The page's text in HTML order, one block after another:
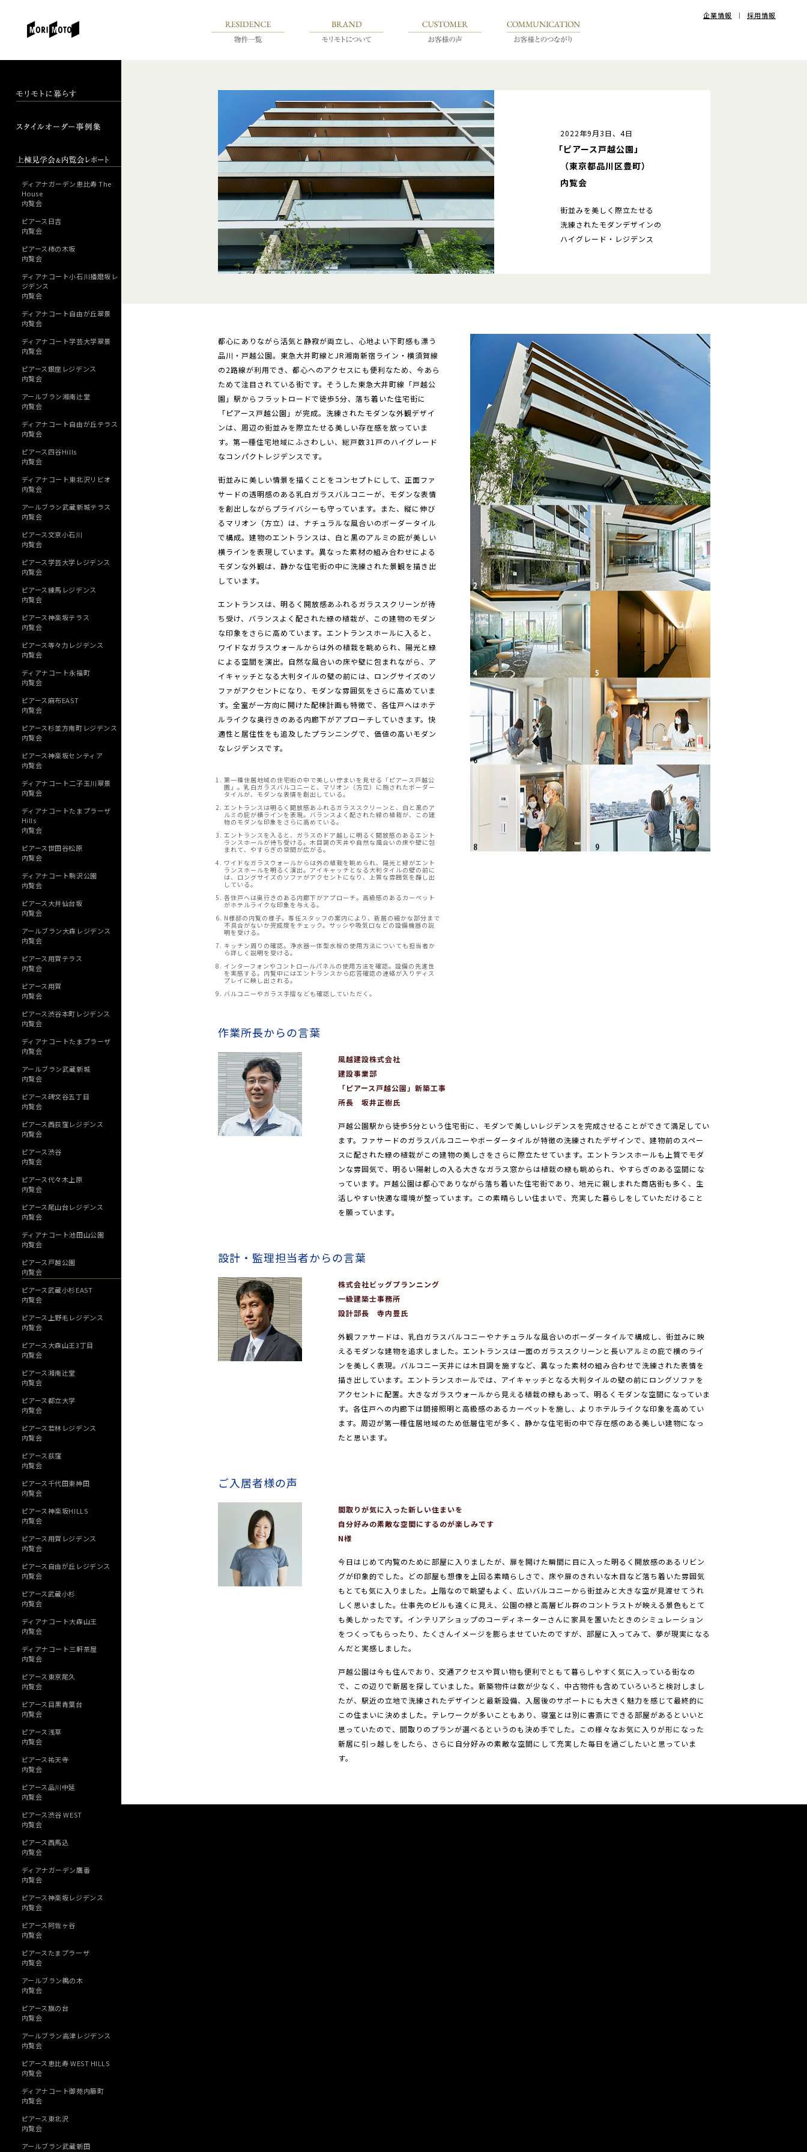
企業情報 採用情報
2022年9月3日、4日
「ピアース戸越公園」
（東京都品川区豊町）
内覧会
街並みを美しく際立たせる
洗練されたモダンデザインの
ハイグレード・レジデンス
都心にありながら活気と静寂が両立し、心地よい下町感も漂う
品川・戸越公園。東急大井町線とJR湘南新宿ライン・横須賀線
の2路線が利用でき、都心へのアクセスにも便利なため、今あら
ためて注目されている街です。そうした東急大井町線「戸越公
園」駅からフラットロードで徒歩5分、落ち着いた住宅街に
「ピアース戸越公園」が完成。洗練されたモダンな外観デザイ
ンは、周辺の街並みを際立たせる美しい存在感を放っていま
す。第一種住宅地域にふさわしい、総戸数31戸のハイグレード
なコンパクトレジデンスです。
街並みに美しい情景を描くことをコンセプトにして、正面ファ
サードの透明感のある乳白ガラスバルコニーが、モダンな表情
を創出しながらプライバシーも守っています。また、縦に伸び
るマリオン（方立）は、ナチュラルな風合いのボーダータイル
で構成。建物のエントランスは、白と黒のアルミの庇が美しい
横ラインを表現しています。異なった素材の組み合わせによる
モダンな外観は、静かな住宅街の中に洗練された景観を描き出
しています。
エントランスは、明るく開放感あふれるガラススクリーンが待
ち受け、バランスよく配された緑の植栽が、この建物のモダン
な印象をさらに高めています。エントランスホールに入ると、
ワイドなガラスウォールからは外の植栽を眺められ、陽光と緑
による空間を演出。自然な風合いの床や壁に包まれながら、ア
イキャッチとなる大判タイルの壁の前には、ロングサイズのソ
ファがアクセントになり、モダンな雰囲気をさらに高めていま
す。全室が一方向に開けた配棟計画も特徴で、各住戸へはホテ
ルライクな奥行きのある内廊下がアプローチしていきます。快
適性と居住性をも追及したプランニングで、価値の高いモダン
なレジデンスです。
第一種住居地域の住宅街の中で美しい佇まいを見せる「ピアース戸越公
園」。乳白ガラスバルコニーと、マリオン（方立）に施されたボーダー
タイルが、モダンな表情を創出している。
エントランスは明るく開放感あふれるガラススクリーンと、白と黒のア
ルミの庇が横ラインを表現。バランスよく配された緑の植栽が、この建
物のモダンな印象をさらに高めている。
エントランスを入ると、ガラスのドア越しに明るく開放感のあるエント
ランスホールが待ち受ける。木目調の天井や自然な風合いの床や壁に包
まれて、やすらぎの空間が広がる。
ワイドなガラスウォールからは外の植栽を眺められ、陽光と緑がエント
ランスホールを明るく演出。アイキャッチとなる大判タイルの壁の前に
は、ロングサイズのソファがアクセントになり、上質な雰囲気を醸し出
している。
各住戸へは奥行きのある内廊下がアプローチ。高級感のあるカーペット
がホテルライクな印象を与える。
N様邸の内覧の様子。専任スタッフの案内により、新居の細かな部分まで
不具合がないか完成度をチェック。サッシや吸気口などの設備機器の説
明を受ける。
キッチン周りの確認。浄水器一体型水栓の使用方法についても担当者か
ら詳しく説明を受ける。
インターフォンやコントロールパネルの使用方法を確認。設備の先進性
を実感する。内覧中にはエントランスから応答確認の連絡が入りディス
プレイに映し出される。
バルコニーやガラス手摺なども確認していただく。
作業所長からの言葉
風越建設株式会社
建設事業部
「ピアース戸越公園」新築工事
所長 坂井正樹氏
戸越公園駅から徒歩5分という住宅街に、モダンで美しいレジデンスを完成させることができて満足してい
ます。ファサードのガラスバルコニーやボーダータイルが特徴の洗練されたデザインで、建物前のスペー
スに配された緑の植栽がこの建物の美しさをさらに際立たせています。エントランスホールも上質でモダ
ンな雰囲気で、明るい陽射しの入る大きなガラス窓からは植栽の緑も眺められ、やすらぎのある空間にな
っています。戸越公園は都心でありながら落ち着いた住宅街であり、地元に親しまれた商店街も多く、生
活しやすい快適な環境が整っています。この素晴らしい住まいで、充実した暮らしをしていただけること
を願っています。
設計・監理担当者からの言葉
株式会社ビッグプランニング
一級建築士事務所
設計部長 寺内豊氏
外観ファサードは、乳白ガラスバルコニーやナチュラルな風合いのボーダータイルで構成し、街並みに映
えるモダンな建物を追求しました。エントランスは一面のガラススクリーンと長いアルミの庇で横のライ
ンを美しく表現。バルコニー天井には木目調を施すなど、異なった素材の組み合わせで洗練された表情を
描き出しています。エントランスホールでは、アイキャッチとなる大判タイルの壁の前にロングソファを
アクセントに配置。大きなガラスウォールから見える植栽の緑もあって、明るくモダンな空間になっていま
す。各住戸への内廊下は間接照明と高級感のあるカーペットを施し、よりホテルライクな印象を高めてい
ます。周辺が第一種住居地域のため低層住宅が多く、静かな住宅街の中で存在感のある美しい建物になっ
たと思います。
ご入居者様の声
間取りが気に入った新しい住まいを
自分好みの素敵な空間にするのが楽しみです
N様
今日はじめて内覧のために部屋に入りましたが、扉を開けた瞬間に目に入った明るく開放感のあるリビン
グが印象的でした。どの部屋も想像を上回る素晴らしさで、床や扉のきれいな木目など落ち着いた雰囲気
もとても気に入りました。上階なので眺望もよく、広いバルコニーから街並みと大きな空が見渡せてうれ
しく思いました。仕事先のビルも遠くに見え、公園の緑と高層ビル群のコントラストが映える景色もとて
も美しかったです。インテリアショップのコーディネーターさんに家具を置いたときのシミュレーション
をつくってもらったり、たくさんイメージを膨らませていたのですが、部屋に入ってみて、夢が現実になる
んだと実感しました。
戸越公園は今も住んでおり、交通アクセスや買い物も便利でともて暮らしやすく気に入っている街なの
で、この辺りで新居を探していました。新築物件は数が少なく、中古物件も含めていろいろと検討しまし
たが、駅近の立地で洗練されたデザインと最新設備、入居後のサポートにも大きく魅力を感じて最終的に
この住まいに決めました。テレワークが多いこともあり、寝室とは別に書斎にできる部屋があるといいと
思っていたので、間取りのプランが選べるというのも決め手でした。この様々なお気に入りが形になった
新居に引っ越しをしたら、さらに自分好みの素敵な空間にして充実した毎日を過ごしたいと思っていま
す。
ディアナガーデン恵比寿 The
House
内覧会
ピアース日吉
内覧会
ピアース柿の木坂
内覧会
ディアナコート小石川播磨坂レ
ジデンス
内覧会
ディアナコート自由が丘翠景
内覧会
ディアナコート学芸大学翠景
内覧会
ピアース銀座レジデンス
内覧会
アールブラン湘南辻堂
内覧会
ディアナコート自由が丘テラス
内覧会
ピアース四谷Hills
内覧会
ディアナコート東北沢リビオ
内覧会
アールブラン武蔵新城テラス
内覧会
ピアース文京小石川
内覧会
ピアース学芸大学レジデンス
内覧会
ピアース練馬レジデンス
内覧会
ピアース神楽坂テラス
内覧会
ピアース等々力レジデンス
内覧会
ディアナコート永福町
内覧会
ピアース麻布EAST
内覧会
ピアース杉並方南町レジデンス
内覧会
ピアース神楽坂センティア
内覧会
ディアナコート二子玉川翠景
内覧会
ディアナコートたまプラーザ
Hills
内覧会
ピアース世田谷松原
内覧会
ディアナコート駒沢公園
内覧会
ピアース大井仙台坂
内覧会
アールブラン大森レジデンス
内覧会
ピアース用賀テラス
内覧会
ピアース用賀
内覧会
ピアース渋谷本町レジデンス
内覧会
ディアナコートたまプラーザ
内覧会
アールブラン武蔵新城
内覧会
ピアース碑文谷五丁目
内覧会
ピアース西荻窪レジデンス
内覧会
ピアース渋谷
内覧会
ピアース代々木上原
内覧会
ピアース尾山台レジデンス
内覧会
ディアナコート池田山公園
内覧会
ピアース戸越公園
内覧会
ピアース武蔵小杉EAST
内覧会
ピアース上野毛レジデンス
内覧会
ピアース大森山王3丁目
内覧会
ピアース湘南辻堂
内覧会
ピアース都立大学
内覧会
ピアース若林レジデンス
内覧会
ピアース荻窪
内覧会
ピアース千代田東神田
内覧会
ピアース神楽坂HILLS
内覧会
ピアース用賀レジデンス
内覧会
ピアース自由が丘レジデンス
内覧会
ピアース武蔵小杉
内覧会
ディアナコート大森山王
内覧会
ディアナコート三軒茶屋
内覧会
ピアース東京尾久
内覧会
ピアース目黒青葉台
内覧会
ピアース浅草
内覧会
ピアース祐天寺
内覧会
ピアース品川中延
内覧会
ピアース渋谷 WEST
内覧会
ピアース西馬込
内覧会
ディアナガーデン鷹番
内覧会
ピアース神楽坂レジデンス
内覧会
ピアース阿佐ヶ谷
内覧会
ピアースたまプラーザ
内覧会
アールブラン鵜の木
内覧会
ピアース旗の台
内覧会
アールブラン高津レジデンス
内覧会
ピアース恵比寿 WEST HILLS
内覧会
ディアナコート御苑内籐町
内覧会
ピアース東北沢
内覧会
アールブラン武蔵新田